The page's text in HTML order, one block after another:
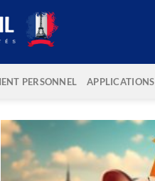
PERSONNEL APPLICATIONS